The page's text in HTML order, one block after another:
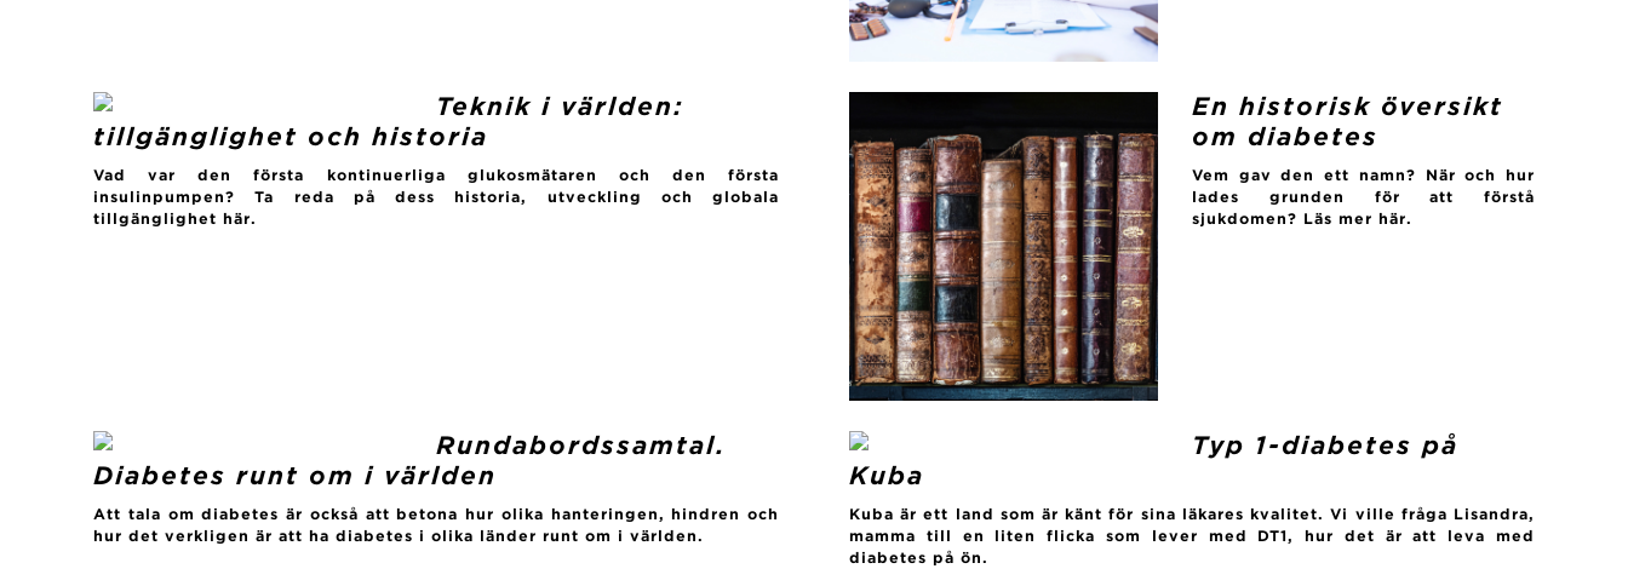
Teknik i världen:
tillgänglighet och historia
Vad var den första kontinuerliga glukosmätaren och den första
insulinpumpen? Ta reda på dess historia, utveckling och globala
tillgänglighet här.
En historisk översikt
om diabetes
Vem gav den ett namn? När och hur
lades grunden för att förstå
sjukdomen? Läs mer här.
Rundabordssamtal.
Diabetes runt om i världen
Att tala om diabetes är också att betona hur olika hanteringen, hindren och
hur det verkligen är att ha diabetes i olika länder runt om i världen.
Typ 1-diabetes på
Kuba
Kuba är ett land som är känt för sina läkares kvalitet. Vi ville fråga Lisandra,
mamma till en liten flicka som lever med DT1, hur det är att leva med
diabetes på ön.